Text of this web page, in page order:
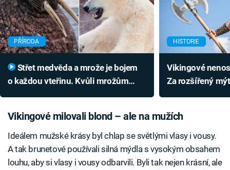
PŘÍRODA
o každou vteřinu. Kvůli mrožům
HISTORIE
Vikingové
Za rozšířený
Vikingové milovali blond – ale na mužích
Ideálem mužské krásy byl chlap se světlými vlasy i vousy.
A tak brunetové používali silná mýdla s vysokým obsahem
louhu, aby si vlasy i vousy odbarvili. Byli tak nejen krásní, ale